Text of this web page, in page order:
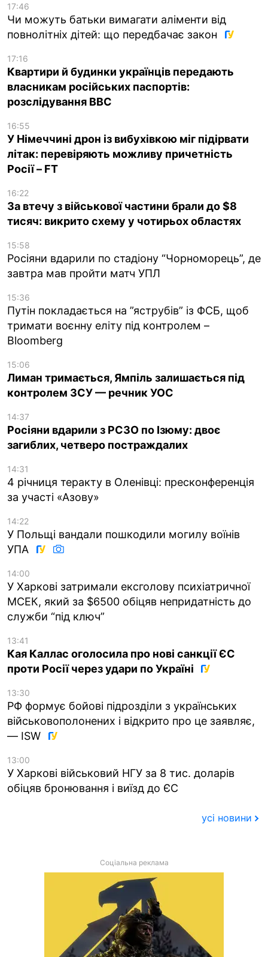
17:46
Чи можуть батьки вимагати аліменти від
повнолітніх дітей: що передбачає закон
17:16
Квартири й будинки українців передають
власникам російських паспортів:
розслідування BBC
16:55
У Німеччині дрон із вибухівкою міг підірвати
літак: перевіряють можливу причетність
Росії – FT
16:22
За втечу з військової частини брали до $8
тисяч: викрито схему у чотирьох областях
15:58
Росіяни вдарили по стадіону “Чорноморець”, де
завтра мав пройти матч УПЛ
15:36
Путін покладається на ”яструбів” із ФСБ, щоб
тримати воєнну еліту під контролем –
Bloomberg
15:06
Лиман тримається, Ямпіль залишається під
контролем ЗСУ — речник УОС
14:37
Росіяни вдарили з РСЗО по Ізюму: двоє
загиблих, четверо постраждалих
14:31
4 річниця теракту в Оленівці: пресконференція
за участі «Азову»
14:22
У Польщі вандали пошкодили могилу воїнів
УПА
14:00
У Харкові затримали ексголову психіатричної
МСЕК, який за $6500 обіцяв непридатність до
служби “під ключ”
13:41
Кая Каллас оголосила про нові санкції ЄС
проти Росії через удари по Україні
13:30
РФ формує бойові підрозділи з українських
військовополонених і відкрито про це заявляє,
— ISW
13:00
У Харкові військовий НГУ за 8 тис. доларів
обіцяв бронювання і виїзд до ЄС
усі новини
Соціальна реклама